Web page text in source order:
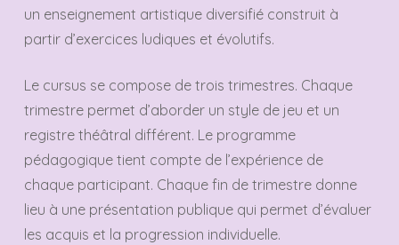
un enseignement artistique diversifié construit à
partir d’exercices ludiques et évolutifs.
Le cursus se compose de trois trimestres. Chaque
trimestre permet d’aborder un style de jeu et un
registre théâtral différent. Le programme
pédagogique tient compte de l’expérience de
chaque participant. Chaque fin de trimestre donne
lieu à une présentation publique qui permet d’évaluer
les acquis et la progression individuelle.